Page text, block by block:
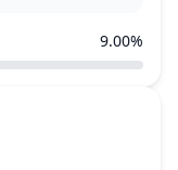
9.00%